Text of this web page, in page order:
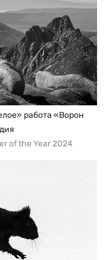
работа «Ворон
of the Year 2024